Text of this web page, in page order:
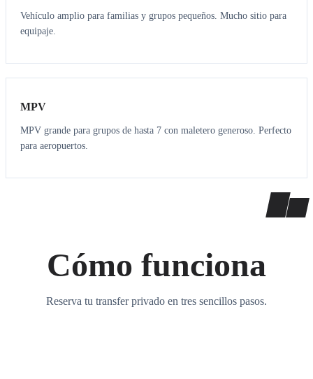
Vehículo amplio para familias y grupos pequeños. Mucho sitio para
equipaje.
7 7
MPV
MPV grande para grupos de hasta 7 con maletero generoso. Perfecto
para aeropuertos.
Cómo funciona
Reserva tu transfer privado en tres sencillos pasos.